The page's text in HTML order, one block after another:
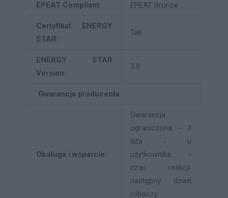
EPEAT Compliant: EPEAT Bronze
Certyfikat ENERGY
STAR:
Tak
ENERGY STAR
Version:
3.0
Gwarancja producenta
Obsługa i wsparcie:
Gwarancja
ograniczona - 3
lata - u
użytkownika -
czas reakcji:
następny dzień
roboczy